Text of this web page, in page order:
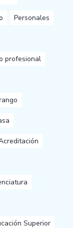
Personales
profesional
Superior